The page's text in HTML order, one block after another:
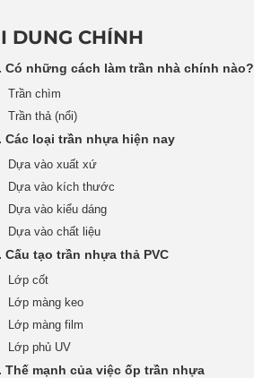
DUNG CHÍNH
Có những cách làm trần nhà chính nào?
Trần chìm
Trần thả (nổi)
Các loại trần nhựa hiện nay
Dựa vào xuất xứ
Dựa vào kích thước
Dựa vào kiểu dáng
Dựa vào chất liệu
Cấu tạo trần nhựa thả PVC
Lớp cốt
Lớp màng keo
Lớp màng film
Lớp phủ UV
Thế mạnh của việc ốp trần nhựa